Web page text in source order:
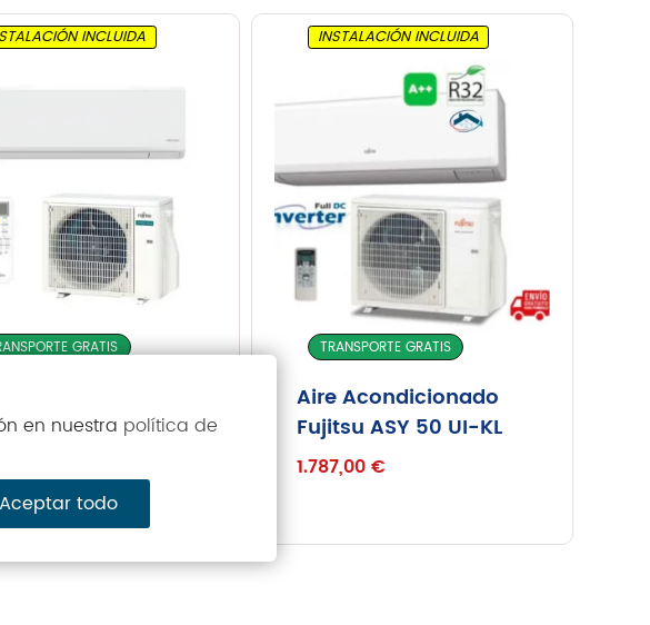
MultiSplit 2×1
Blog
Nosotros
Contacto
Inicio
Servicios
Instalaciones
Servicio Técnico
Catálogo de Productos
Blog
¡OFERTA!
INCLUIDA
GRATIS
ASY35-KN con
€
INSTALACIÓN INCLUIDA
TRANSPORTE GRATIS
Aire Acondicionado
Fujitsu ASY 50 UI-KL
1.787,00€
en nuestra política de
Aceptar todo